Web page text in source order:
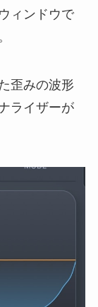
ィンドウで
歪みの波形
ライザーが